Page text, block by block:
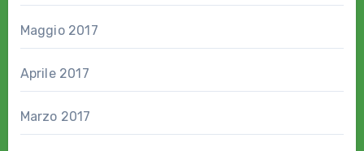
Maggio 2017
Aprile 2017
Marzo 2017